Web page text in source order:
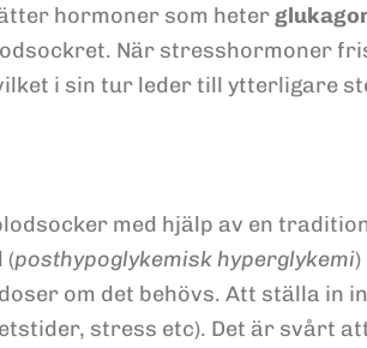
hormoner som heter
När stresshormoner
i sin tur leder till ytterligare
med hjälp av en
(posthypoglykemisk hyperglykemi
om det behövs. Att ställa in
stress etc). Det är svårt